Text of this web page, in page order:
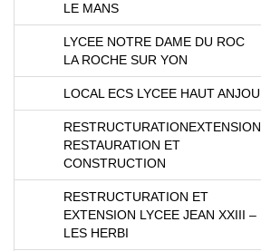
LE MANS
LYCEE NOTRE DAME DU ROC
LA ROCHE SUR YON
LOCAL ECS LYCEE HAUT ANJOU
RESTRUCTURATIONEXTENSION
RESTAURATION ET
CONSTRUCTION
RESTRUCTURATION ET
EXTENSION LYCEE JEAN XXIII –
LES HERBI